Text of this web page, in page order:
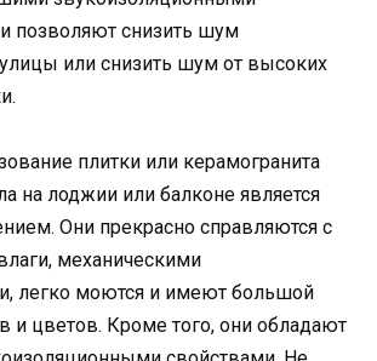
позволяют снизить шум
или снизить шум от высоких
плитки или керамогранита
на лоджии или балконе является
Они прекрасно справляются с
механическими
легко моются и имеют большой
и цветов. Кроме того, они обладают